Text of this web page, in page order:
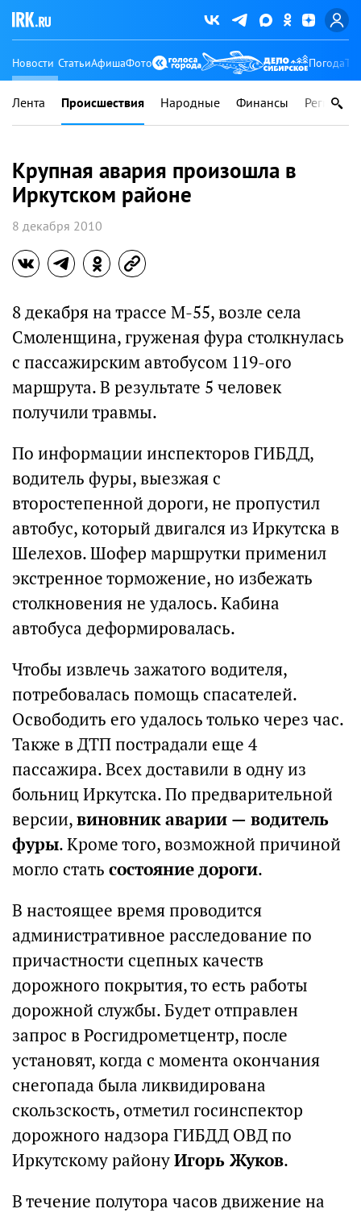
Новости СтатьиАфишаФото Погода
Лента Происшествия Народные Финансы Регионы
Крупная авария произошла в
Иркутском районе
8 декабря 2010
8 декабря на трассе М-55, возле села
Смоленщина, груженая фура столкнулась
с пассажирским автобусом 119-ого
маршрута. В результате 5 человек
получили травмы.
По информации инспекторов ГИБДД,
водитель фуры, выезжая с
второстепенной дороги, не пропустил
автобус, который двигался из Иркутска в
Шелехов. Шофер маршрутки применил
экстренное торможение, но избежать
столкновения не удалось. Кабина
автобуса деформировалась.
Чтобы извлечь зажатого водителя,
потребовалась помощь спасателей.
Освободить его удалось только через час.
Также в ДТП пострадали еще 4
пассажира. Всех доставили в одну из
больниц Иркутска. По предварительной
версии,виновник аварии — водитель
фуры. Кроме того, возможной причиной
могло стать состояние дороги.
В настоящее время проводится
административное расследование по
причастности сцепных качеств
дорожного покрытия, то есть работы
дорожной службы. Будет отправлен
запрос в Росгидрометцентр, после
установят, когда с момента окончания
снегопада была ликвидирована
скользскость, отметил госинспектор
дорожного надзора ГИБДД ОВД по
Иркутскому районуИгорь Жуков.
В течение полутора часов движение на